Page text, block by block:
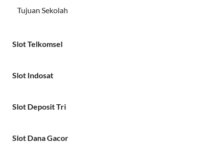
Tujuan Sekolah
Slot Telkomsel
Slot Indosat
Slot Deposit Tri
Slot Dana Gacor